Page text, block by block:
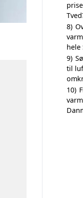
8)
hele
9)
til
10)